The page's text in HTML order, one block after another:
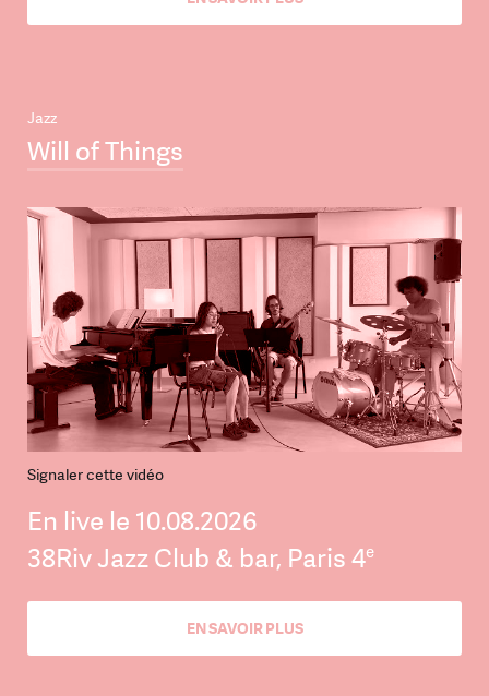
Jazz
Will of Things
Signaler cette vidéo
En live le 10.08.2026
38Riv Jazz Club & bar, Paris 4e
EN SAVOIR PLUS